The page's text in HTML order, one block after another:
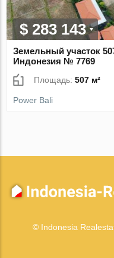
$ 283 143
Земельный участок
Индонезия № 7769
Площадь:507 м²
Power Bali
© Indonesia